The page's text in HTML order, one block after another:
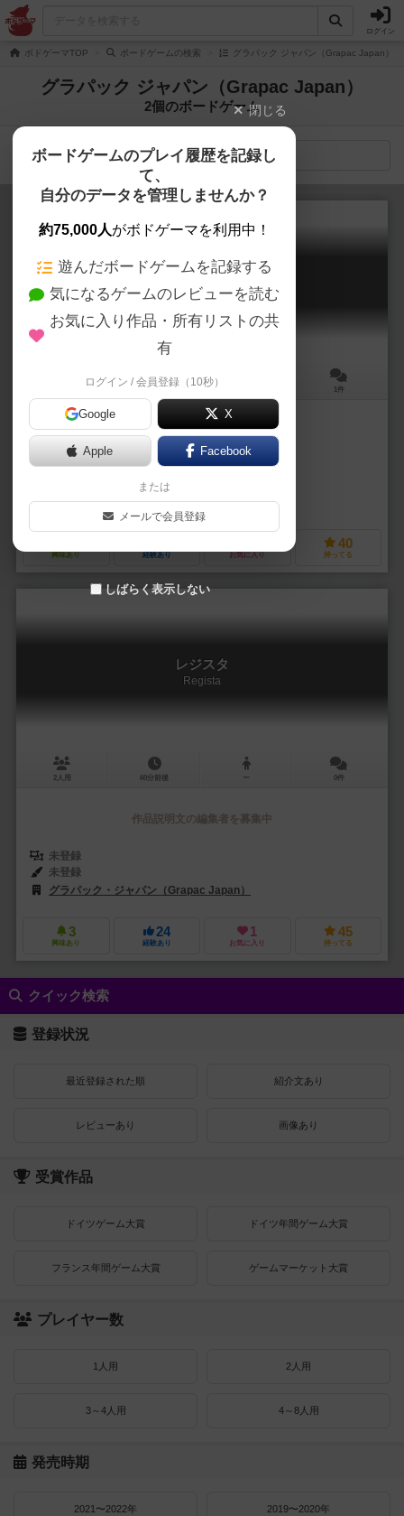
ログイン
ボドゲーマTOP ボードゲームの検索 グラパック ジャパン（Grapac Japan）
グラパック ジャパン（Grapac Japan）
2個のボードゲーム
検索メニュー
レジスタ / サッカーチェス
Regista / Soccer Chess
60分前後 1件
作品説明文の編集者を募集中
未登録
グラパック・ジャパン（Grapac Japan）
興味あり 経験あり お気に入り
40
持ってる
レジスタ
Regista
2人用 60分前後 ー 0件
作品説明文の編集者を募集中
未登録
未登録
グラパック・ジャパン（Grapac Japan）
3
興味あり
24
経験あり
1
お気に入り
45
持ってる
クイック検索
登録状況
最近登録された順 紹介文あり
レビューあり 画像あり
受賞作品
ドイツゲーム大賞 ドイツ年間ゲーム大賞
フランス年間ゲーム大賞 ゲームマーケット大賞
プレイヤー数
1人用 2人用
3～4人用 4～8人用
発売時期
2021〜2022年 2019〜2020年
閉じる
ボードゲームのプレイ履歴を記録し
て、
自分のデータを管理しませんか？
約75,000人がボドゲーマを利用中！
遊んだボードゲームを記録する
気になるゲームのレビューを読む
お気に入り作品・所有リストの共
有
ログイン / 会員登録（10秒）
Google X
Apple Facebook
または
メールで会員登録
しばらく表示しない